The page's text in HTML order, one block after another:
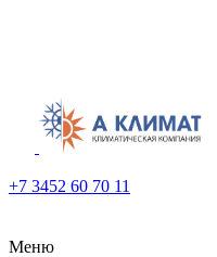
+7 3452 60 70 11
Меню